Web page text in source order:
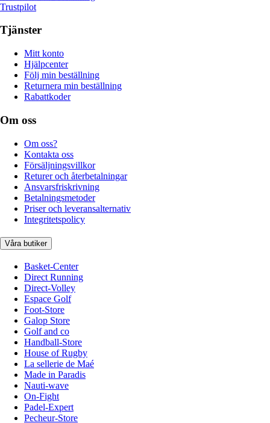
Trustpilot
Tjänster
Mitt konto
Hjälpcenter
Följ min beställning
Returnera min beställning
Rabattkoder
Om oss
Om oss?
Kontakta oss
Försäljningsvillkor
Returer och återbetalningar
Ansvarsfriskrivning
Betalningsmetoder
Priser och leveransalternativ
Integritetspolicy
Våra butiker
Basket-Center
Direct Running
Direct-Volley
Espace Golf
Foot-Store
Galop Store
Golf and co
Handball-Store
House of Rugby
La sellerie de Maé
Made in Paradis
Nauti-wave
On-Fight
Padel-Expert
Pecheur-Store